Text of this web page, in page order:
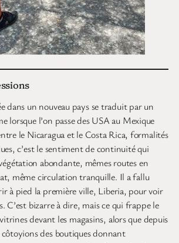
dans un nouveau pays se traduit par un
lorsque l’on passe des USA au Mexique
le Nicaragua et le Costa Rica, formalités
c’est le sentiment de continuité qui
abondante, mêmes routes en
même circulation tranquille. Il a fallu
à pied la première ville, Liberia, pour voir
C’est bizarre à dire, mais ce qui frappe le
devant les magasins, alors que depuis
des boutiques donnant